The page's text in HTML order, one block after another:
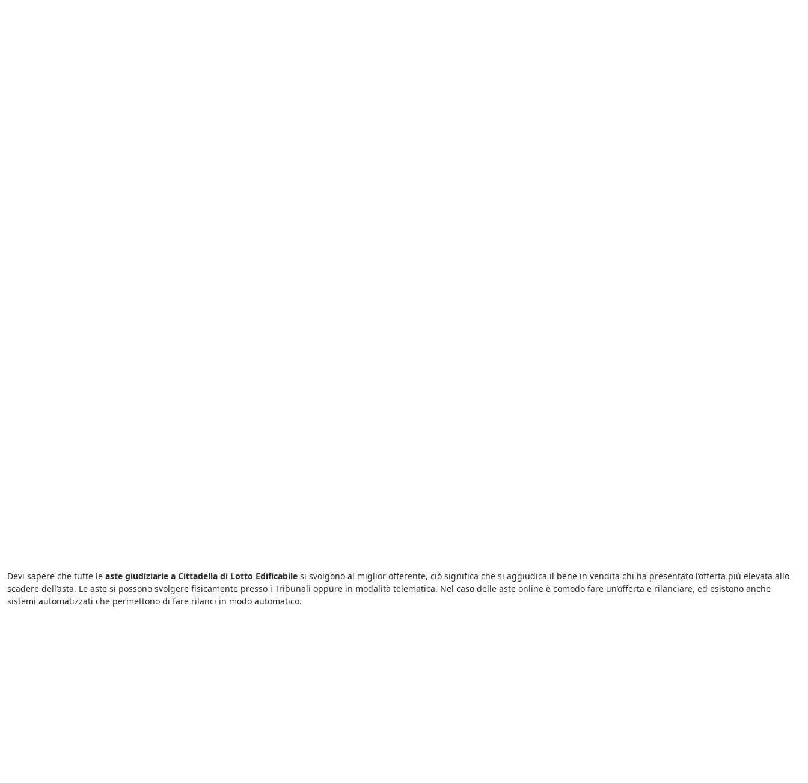
Devi sapere che tutte le aste giudiziarie a Cittadella di Lotto Edificabile si svolgono al miglior offerente, ciò significa che si aggiudica il bene in vendita chi ha presentato l’offerta più elevata allo
scadere dell’asta. Le aste si possono svolgere fisicamente presso i Tribunali oppure in modalità telematica. Nel caso delle aste online è comodo fare un’offerta e rilanciare, ed esistono anche
sistemi automatizzati che permettono di fare rilanci in modo automatico.